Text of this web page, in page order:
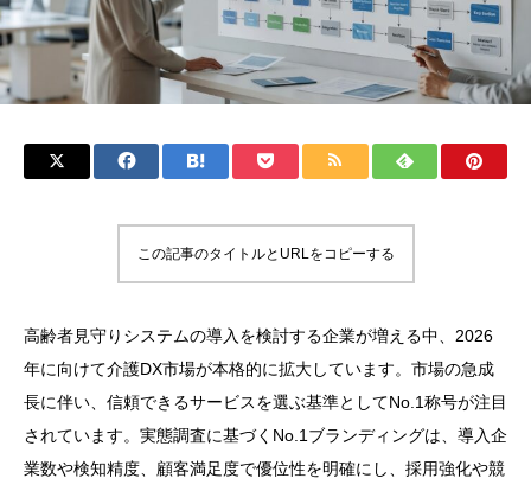
この記事のタイトルとURLをコピーする
高齢者見守りシステムの導入を検討する企業が増える中、2026
年に向けて介護DX市場が本格的に拡大しています。市場の急成
長に伴い、信頼できるサービスを選ぶ基準としてNo.1称号が注目
されています。実態調査に基づくNo.1ブランディングは、導入企
業数や検知精度、顧客満足度で優位性を明確にし、採用強化や競